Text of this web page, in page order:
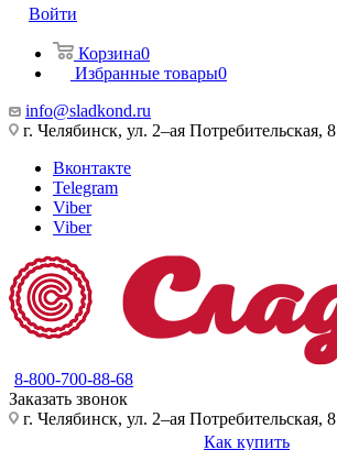
Войти
Корзина0
Избранные товары0
info@sladkond.ru
г. Челябинск, ул. 2–ая Потребительская, 8
Вконтакте
Telegram
Viber
Viber
8-800-700-88-68
Заказать звонок
г. Челябинск, ул. 2–ая Потребительская, 8
Как купить